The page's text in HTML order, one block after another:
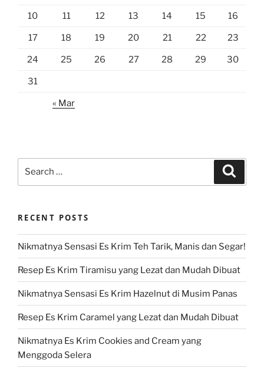
10 11 12 13 14 15 16
17 18 19 20 21 22 23
24 25 26 27 28 29 30
31
« Mar
RECENT POSTS
Nikmatnya Sensasi Es Krim Teh Tarik, Manis dan Segar!
Resep Es Krim Tiramisu yang Lezat dan Mudah Dibuat
Nikmatnya Sensasi Es Krim Hazelnut di Musim Panas
Resep Es Krim Caramel yang Lezat dan Mudah Dibuat
Nikmatnya Es Krim Cookies and Cream yang
Menggoda Selera